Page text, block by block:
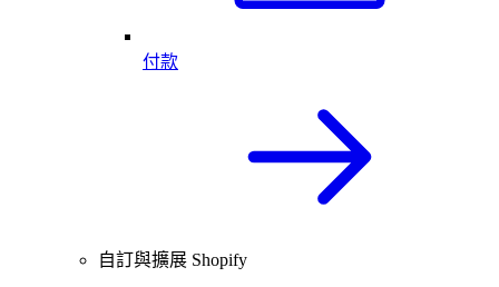
付款
自訂與擴展 Shopify